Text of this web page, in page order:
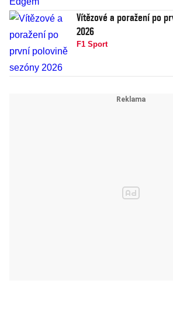
Vítězové a poražení po
2026
F1 Sport